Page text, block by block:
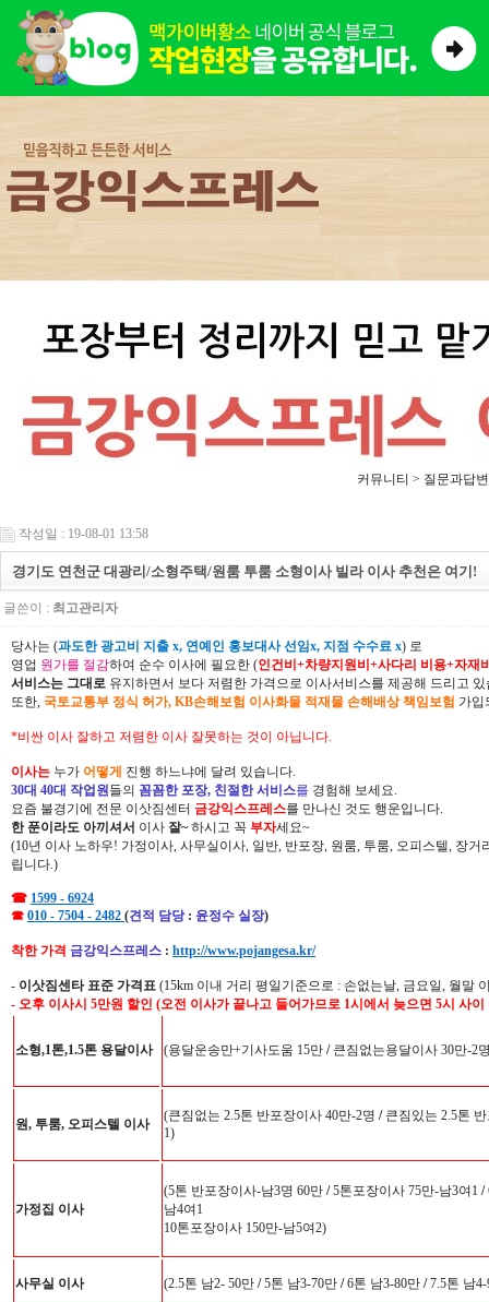
커뮤니티 > 질문과답변
작성일 : 19-08-01 13:58
경기도 연천군 대광리/소형주택/원룸 투룸 소형이사 빌라 이사 추천은 여기!
글쓴이 : 최고관리자
당사는 (과도한 광고비 지출 x, 연예인 홍보대사 선임x, 지점 수수료 x) 로
영업 원가를 절감하여 순수 이사에 필요한 (인건비+차량지원비+사다리 비용+자재
서비스는 그대로 유지하면서 보다 저렴한 가격으로 이사서비스를 제공해 드리고 있
또한, 국토교통부 정식 허가, KB손해보험 이사화물 적재물 손해배상 책임보험 가입
*비싼 이사 잘하고 저렴한 이사 잘못하는 것이 아닙니다.
이사는 누가 어떻게 진행 하느냐에 달려 있습니다.
30대 40대 작업원들의 꼼꼼한 포장, 친절한 서비스를 경험해 보세요.
요즘 불경기에 전문 이삿짐센터 금강익스프레스를 만나신 것도 행운입니다.
한 푼이라도 아끼셔서 이사 잘~ 하시고 꼭 부자세요~
(10년 이사 노하우! 가정이사, 사무실이사, 일반, 반포장, 원룸, 투룸, 오피스텔, 장
립니다.)
☎ 1599 - 6924
☎ 010 - 7504 - 2482 (견적 담당 : 윤정수 실장)
착한 가격 금강익스프레스 : http://www.pojangesa.kr/
- 이삿짐센타 표준 가격표 (15km 이내 거리 평일기준으로 : 손없는날, 금요일, 월말
- 오후 이사시 5만원 할인 (오전 이사가 끝나고 들어가므로 1시에서 늦으면 5시 사
소형,1톤,1.5톤 용달이사 (용달운송만+기사도움 15만 /큰짐없는용달이사 30만-2
원, 투룸, 오피스텔 이사
(큰짐없는 2.5톤 반포장이사 40만-2명 /큰짐있는 2.5톤
1)
가정집 이사
(5톤 반포장이사-남3명 60만 /5톤포장이사 75만-남3여1 /
남4여1
10톤포장이사 150만-남5여2)
사무실 이사 (2.5톤 남2- 50만 /5톤 남3-70만 /6톤 남3-80만 /7.5톤 남